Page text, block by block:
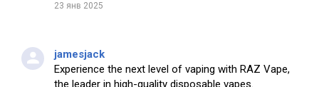
23 янв 2025
jamesjack
Experience the next level of vaping with RAZ Vape,
the leader in high-quality disposable vapes.